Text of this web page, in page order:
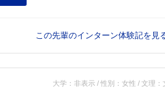
この先輩のインターン体験記を見
大学：非表示 / 性別：女性 / 文理：